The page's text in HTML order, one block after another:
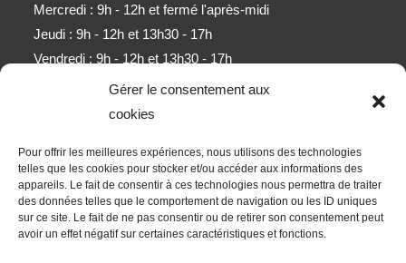
Gérer le consentement aux
cookies
Pour offrir les meilleures expériences, nous utilisons des technologies
telles que les cookies pour stocker et/ou accéder aux informations des
appareils. Le fait de consentir à ces technologies nous permettra de traiter
des données telles que le comportement de navigation ou les ID uniques
sur ce site. Le fait de ne pas consentir ou de retirer son consentement peut
avoir un effet négatif sur certaines caractéristiques et fonctions.
Mercredi : 9h - 12h et fermé l'après-midi
Jeudi : 9h - 12h et 13h30 - 17h
Vendredi : 9h - 12h et 13h30 - 17h
Samedi : 9h - 11h (sauf mois d'août)
Obtenez l’ensemble des derniers contenus par e-mail.
ALLER